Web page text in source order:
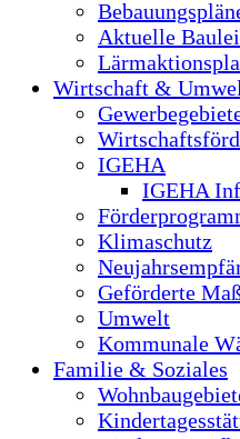
Aktuelle
Wirtschaft &
IGEHA
IGEHA
Klimaschutz
Geförderte
Umwelt
Kommunale
Familie & Soziales